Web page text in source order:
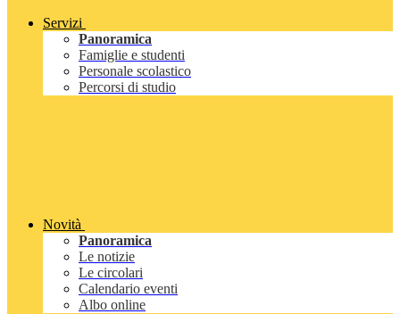
Servizi
Panoramica
Famiglie e studenti
Personale scolastico
Percorsi di studio
Novità
Panoramica
Le notizie
Le circolari
Calendario eventi
Albo online